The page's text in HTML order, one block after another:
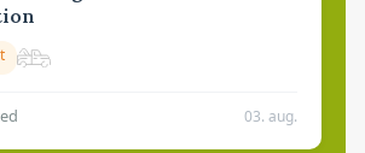
03. aug.